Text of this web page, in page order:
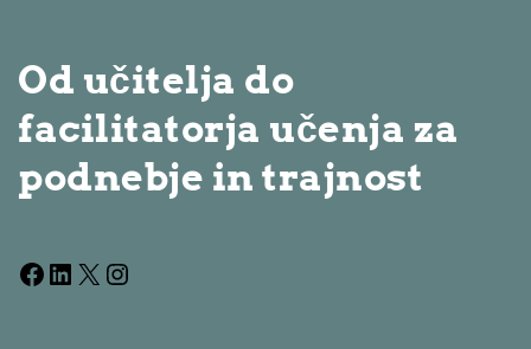
Od učitelja do
facilitatorja učenja za
podnebje in trajnost